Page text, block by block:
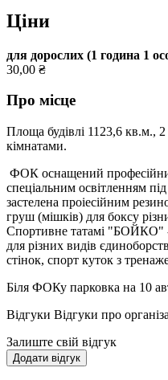
Ціни
для дорослих (1 година 1
30,00 ₴
Про місце
Площа будівлі 1123,6 кв.м.,
кімнатами.
ФОК оснащений
спеціальним освітленням
застелена проіесійним
груш (мішків) для боксу
Спортивне татамі "БОЙКО"
для різних видів
стінок, спорт куток з
Біля ФОКу парковка на 10
Відгуки Відгуки про
Залиште свій відгук
Додати відгук